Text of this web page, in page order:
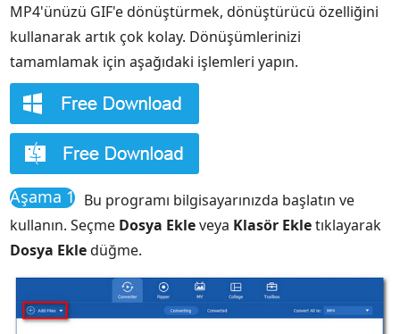
MP4'ünüzü GIF'e dönüştürmek, dönüştürücü özelliğini
kullanarak artık çok kolay. Dönüşümlerinizi
tamamlamak için aşağıdaki işlemleri yapın.
Aşama 1 Bu programı bilgisayarınızda başlatın ve
kullanın. Seçme Dosya Ekleveya Klasör Ekletıklayarak
Dosya Ekledüğme.